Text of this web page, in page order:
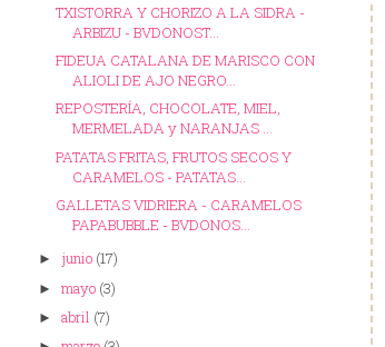
TXISTORRA Y CHORIZO A LA SIDRA -
ARBIZU - BVDONOST...
FIDEUA CATALANA DE MARISCO CON
ALIOLI DE AJO NEGRO...
REPOSTERÍA, CHOCOLATE, MIEL,
MERMELADA y NARANJAS ...
PATATAS FRITAS, FRUTOS SECOS Y
CARAMELOS - PATATAS...
GALLETAS VIDRIERA - CARAMELOS
PAPABUBBLE - BVDONOS...
► junio (17)
► mayo (3)
► abril (7)